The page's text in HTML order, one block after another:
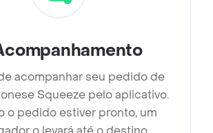
acompanhar seu pedido de
Squeeze pelo aplicativo.
o pedido estiver pronto, um